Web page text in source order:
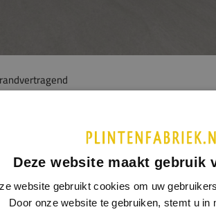
plint heeft, zoals de naam al aangeeft, een
Deze plint wordt veelal toegepast in het
interieur.
Deze website maakt gebruik
website gebruikt cookies om uw
Door onze website te gebruiken, stemt u in